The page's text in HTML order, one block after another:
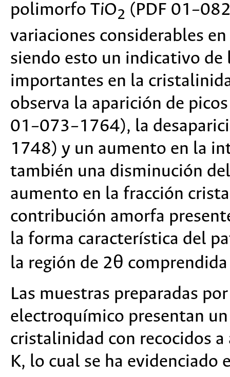
polimorfo TiO2 (PDF
variaciones considerables
siendo esto un indicativo de
importantes en la
observa la aparición de
01–073–1764), la
1748) y un aumento en la
también una disminución
aumento en la fracción
contribución amorfa
la forma característica del
la región de 2θ
Las muestras preparadas
electroquímico presentan
cristalinidad con recocidos
K, lo cual se ha evidenciado